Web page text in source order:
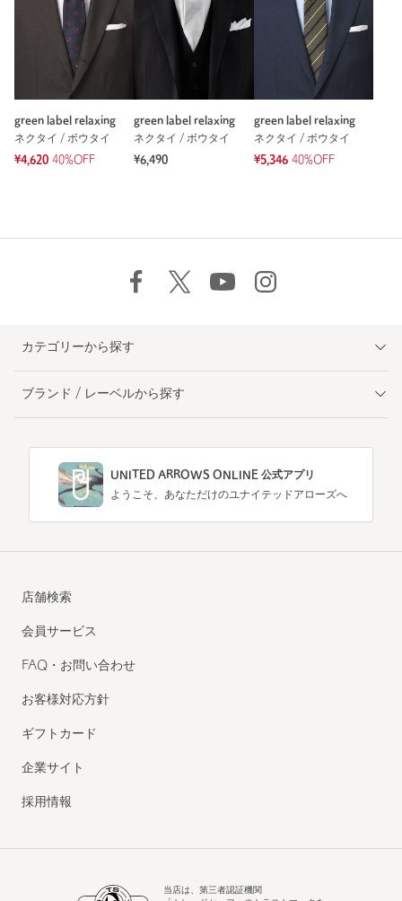
green label relaxing
ネクタイ / ボウタイ
¥4,620 40%OFF
green label relaxing
ネクタイ / ボウタイ
¥6,490
green label relaxing
ネクタイ / ボウタイ
¥5,346 40%OFF
カテゴリーから探す
ブランド / レーベルから探す
UNITED ARROWS ONLINE 公式アプリ
ようこそ、あなただけのユナイテッドアローズへ
店舗検索
会員サービス
FAQ・お問い合わせ
お客様対応方針
ギフトカード
企業サイト
採用情報
当店は、第三者認証機関